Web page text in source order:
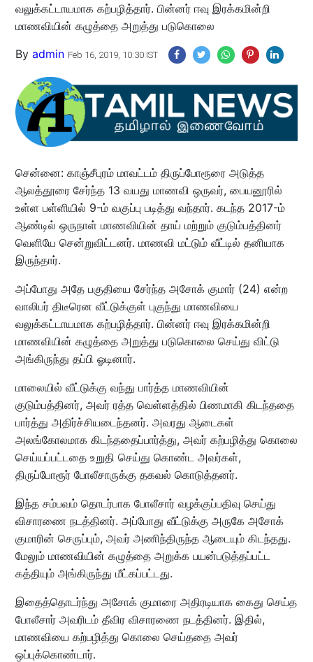
வலுக்கட்டாயமாக கற்பழித்தார். பின்னர் ஈவு இரக்கமின்றி
மாணவியின் கழுத்தை அறுத்து படுகொலை
By admin Feb 16, 2019, 10:30 IST
சென்னை: காஞ்சீபுரம் மாவட்டம் திருப்போரூரை அடுத்த
ஆலத்தூரை சேர்ந்த 13 வயது மாணவி ஒருவர், பையனூரில்
உள்ள பள்ளியில் 9-ம் வகுப்பு படித்து வந்தார். கடந்த 2017-ம்
ஆண்டில் ஒருநாள் மாணவியின் தாய் மற்றும் குடும்பத்தினர்
வெளியே சென்றுவிட்டனர். மாணவி மட்டும் வீட்டில் தனியாக
இருந்தார்.
அப்போது அதே பகுதியை சேர்ந்த அசோக் குமார் (24) என்ற
வாலிபர் திடீரென வீட்டுக்குள் புகுந்து மாணவியை
வலுக்கட்டாயமாக கற்பழித்தார். பின்னர் ஈவு இரக்கமின்றி
மாணவியின் கழுத்தை அறுத்து படுகொலை செய்து விட்டு
அங்கிருந்து தப்பி ஓடினார்.
மாலையில் வீட்டுக்கு வந்து பார்த்த மாணவியின்
குடும்பத்தினர், அவர் ரத்த வெள்ளத்தில் பிணமாகி கிடந்ததை
பார்த்து அதிர்ச்சியடைந்தனர். அவரது ஆடைகள்
அலங்கோலமாக கிடந்ததைப்பார்த்து, அவர் கற்பழித்து கொலை
செய்யப்பட்டதை உறுதி செய்து கொண்ட அவர்கள்,
திருப்போரூர் போலீசாருக்கு தகவல் கொடுத்தனர்.
இந்த சம்பவம் தொடர்பாக போலீசார் வழக்குப்பதிவு செய்து
விசாரணை நடத்தினர். அப்போது வீட்டுக்கு அருகே அசோக்
குமாரின் செருப்பும், அவர் அணிந்திருந்த ஆடையும் கிடந்தது.
மேலும் மாணவியின் கழுத்தை அறுக்க பயன்படுத்தப்பட்ட
கத்தியும் அங்கிருந்து மீட்கப்பட்டது.
இதைத்தொடர்ந்து அசோக் குமாரை அதிரடியாக கைது செய்த
போலீசார் அவரிடம் தீவிர விசாரணை நடத்தினர். இதில்,
மாணவியை கற்பழித்து கொலை செய்ததை அவர்
ஒப்புக்கொண்டார்.